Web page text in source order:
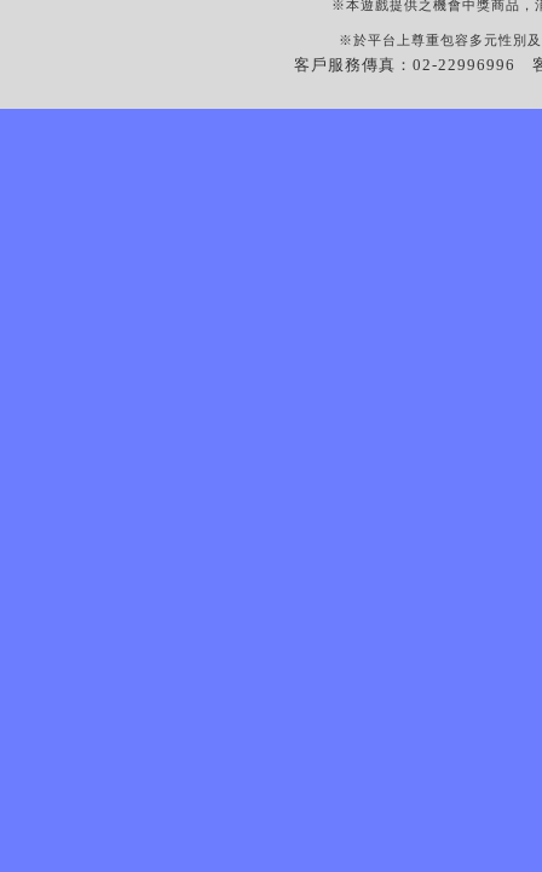
※本遊戲提供之機會中獎商品，
※於平台上尊重包容多元性別
客戶服務傳真：02-22996996